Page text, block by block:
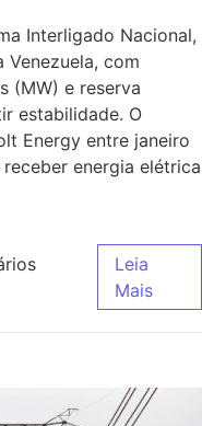
Interligado Nacional,
Venezuela, com
(MW) e reserva
estabilidade. O
Energy entre janeiro
energia elétrica
Leia
Mais